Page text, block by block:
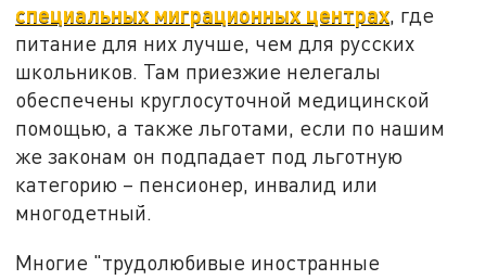
специальных миграционных центрах, где
питание для них лучше, чем для русских
школьников. Там приезжие нелегалы
обеспечены круглосуточной медицинской
помощью, а также льготами, если по нашим
же законам он подпадает под льготную
категорию – пенсионер, инвалид или
многодетный.
Многие "трудолюбивые иностранные